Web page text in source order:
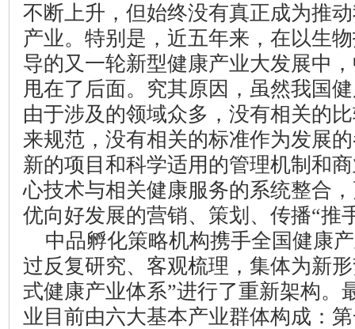
不断上升，但始终没有真正成为推
产业。特别是，近五年来，在以生
导的又一轮新型健康产业大发展中
甩在了后面。究其原因，虽然我国
由于涉及的领域众多，没有相关的
来规范，没有相关的标准作为发展
新的项目和科学适用的管理机制和
心技术与相关健康服务的系统整合
优向好发展的营销、策划、传播“推
中品孵化策略机构携手全国健康
过反复研究、客观梳理，集体为新
式健康产业体系”进行了重新架构。
业目前由六大基本产业群体构成：